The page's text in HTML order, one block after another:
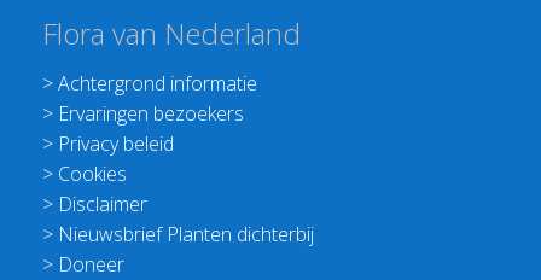
Flora van Nederland
>Achtergrond informatie
> Ervaringen bezoekers
> Privacy beleid
> Cookies
> Disclaimer
> Nieuwsbrief Planten dichterbij
> Doneer